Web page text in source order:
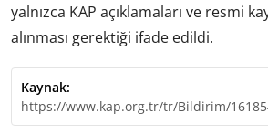
yalnızca KAP açıklamaları ve resmi
alınması gerektiği ifade edildi.
Kaynak:
https://www.kap.org.tr/tr/Bildirim/